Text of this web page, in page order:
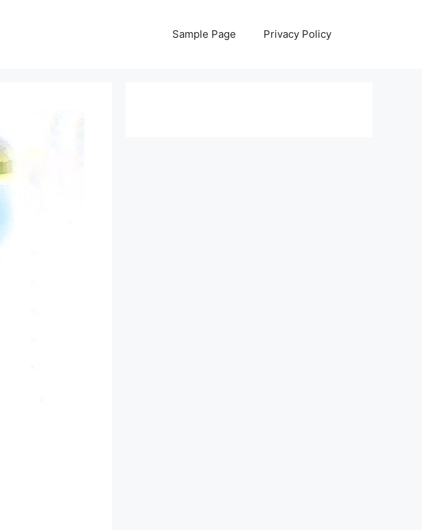
Sample Page Privacy Policy